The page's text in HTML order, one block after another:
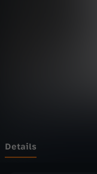
t
Details